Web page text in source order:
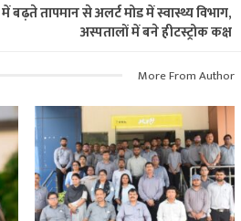
बढ़ते तापमान से अलर्ट मोड में स्वास्थ्य विभाग,
अस्पतालों में बने हीटस्ट्रोक कक्ष
More From Author